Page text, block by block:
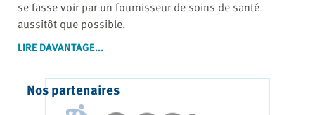
se fasse voir par un fournisseur de soins de santé
aussitôt que possible.
LIRE DAVANTAGE...
Nos partenaires